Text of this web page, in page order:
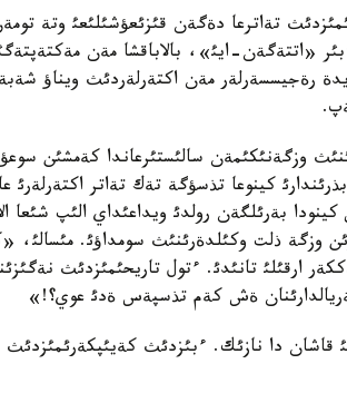
تةاترعا دةگةن قئزئعؤشئلئعئ وتة
«اتتةگةن-ايئ»، بالاباقشا مةن
رةجيسسةرلةر مةن اكتةرلةردئث ويناؤ
وزگةنئكئمةن سالئستئرعاندا كةمشئن
كينوعا تذسؤگة تةك تةاتر
بةرئلگةن رولدئ ويداعئداي الئپ شئعا
وزگة ذلت وكئلدةرئنئث سومداؤئ. مئسالئ،
ارقئلئ تانئدئ. ءتول تاريحئمئزدئث
ةش كةم تذسپةس ةدئ عوي؟!»
قاشان دا نازئك. ءبئزدئث